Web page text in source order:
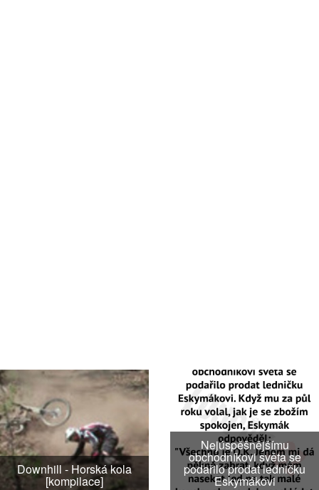
Downhill - Horská kola
[kompilace]
Nejúspěšnějšímu
obchodníkovi světa se
podařilo prodat ledničku
Eskymákovi